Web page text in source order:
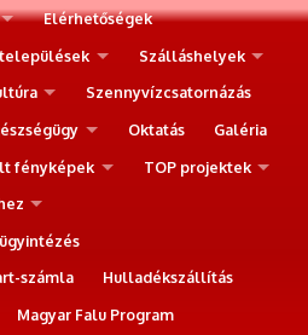
Elérhetőségek
Szálláshelyek
Szennyvízcsatornázás
Oktatás
Galéria
fényképek
TOP projektek
számla
Hulladékszállítás
Magyar Falu Program